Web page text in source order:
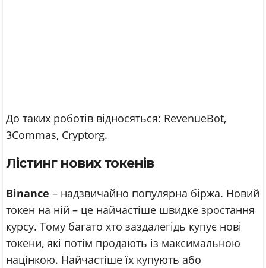
До таких роботів відносяться: RevenueBot,
3Commas, Cryptorg.
Лістинг нових токенів
Binance – надзвичайно популярна біржа. Новий
токен на ній – це найчастіше швидке зростання
курсу. Тому багато хто заздалегідь купує нові
токени, які потім продають із максимальною
націнкою. Найчастіше їх купують або